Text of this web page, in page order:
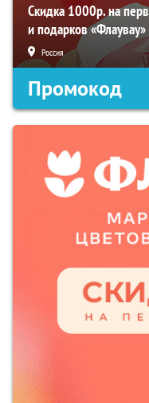
Скидка 1000р. на
и подарков «Флаувау»
Россия
Промокод